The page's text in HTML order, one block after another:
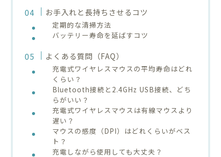
お手入れと長持ちさせるコツ
定期的な清掃方法
バッテリー寿命を延ばすコツ
よくある質問（FAQ）
充電式ワイヤレスマウスの平均寿命はどれ
くらい？
Bluetooth接続と2.4GHz USB接続、どち
らがいい？
充電式ワイヤレスマウスは有線マウスより
遅い？
マウスの感度（DPI）はどれくらいがベス
ト？
充電しながら使用しても大丈夫？